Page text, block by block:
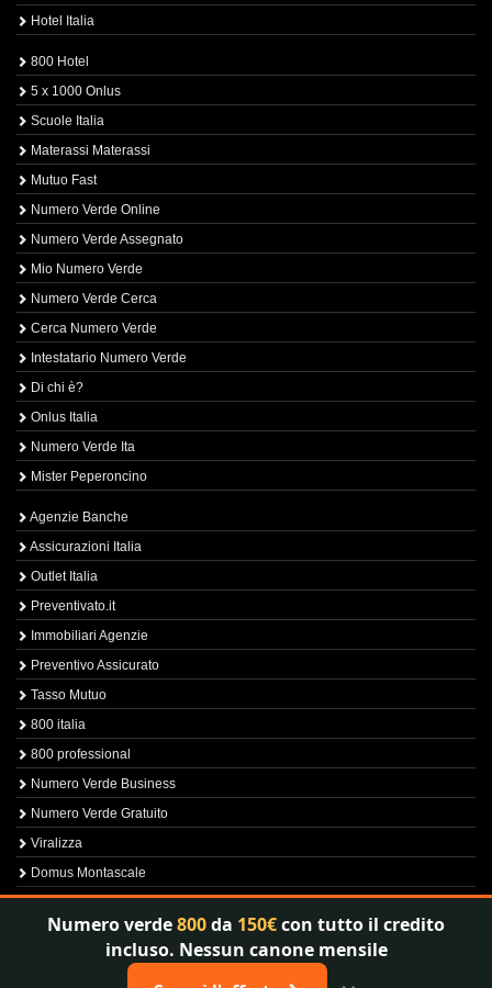
Hotel Italia
800 Hotel
5 x 1000 Onlus
Scuole Italia
Materassi Materassi
Mutuo Fast
Numero Verde Online
Numero Verde Assegnato
Mio Numero Verde
Numero Verde Cerca
Cerca Numero Verde
Intestatario Numero Verde
Di chi è?
Onlus Italia
Numero Verde Ita
Mister Peperoncino
Agenzie Banche
Assicurazioni Italia
Outlet Italia
Preventivato.it
Immobiliari Agenzie
Preventivo Assicurato
Tasso Mutuo
800 italia
800 professional
Numero Verde Business
Numero Verde Gratuito
Viralizza
Domus Montascale
Sprint800
Verfica Numero Verde
Numero verde800da 150€con tutto il credito
incluso. Nessun canone mensile